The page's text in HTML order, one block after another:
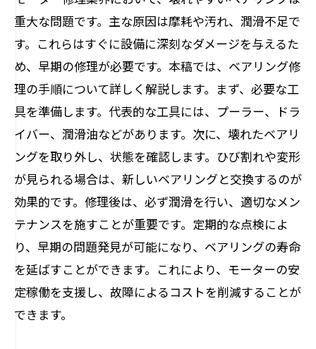
るために
未来を見据えて: 修理知識でコスト削減を実現
重大な問題です。主な原因は摩耗や汚れ、潤滑不足で
す。これらはすぐに設備に深刻なダメージを与えるた
め、早期の修理が必要です。本稿では、ベアリング修
理の手順について詳しく解説します。まず、必要な工
具を準備します。代表的な工具には、プーラー、ドラ
イバー、潤滑油などがあります。次に、壊れたベアリ
ングを取り外し、状態を確認します。ひび割れや変形
が見られる場合は、新しいベアリングと交換するのが
効果的です。修理後は、必ず潤滑を行い、適切なメン
テナンスを施すことが重要です。定期的な点検によ
り、早期の問題発見が可能になり、ベアリングの寿命
を延ばすことができます。これにより、モーターの安
定稼働を支援し、故障によるコストを削減することが
できます。